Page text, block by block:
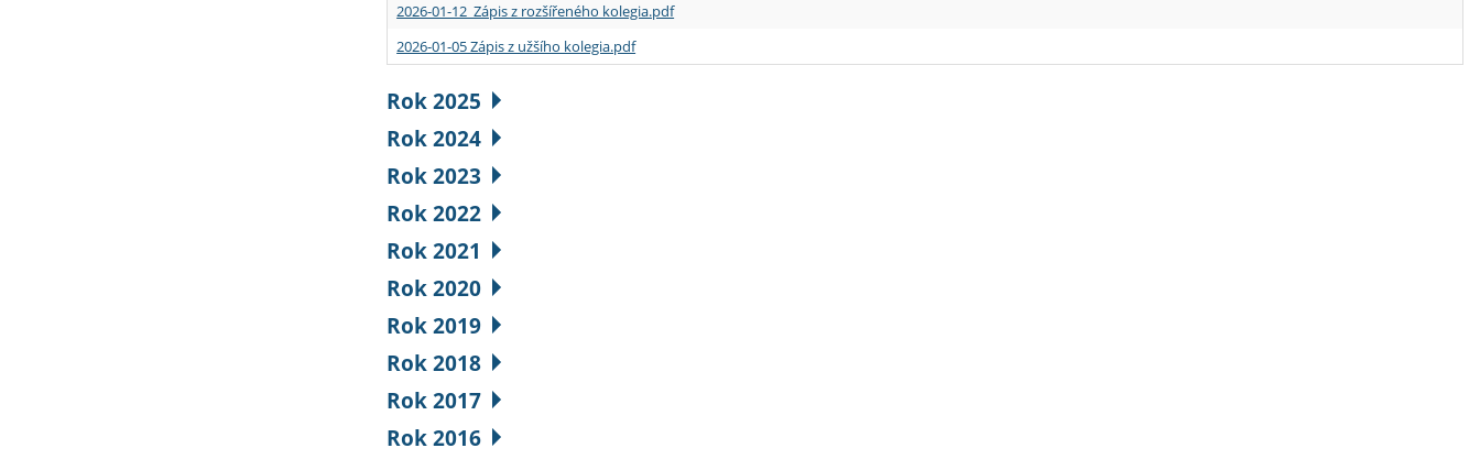
2026-01-12 Zápis z rozšířeného kolegia.pdf
2026-01-05 Zápis z užšího kolegia.pdf
Rok 2025
Rok 2024
Rok 2023
Rok 2022
Rok 2021
Rok 2020
Rok 2019
Rok 2018
Rok 2017
Rok 2016